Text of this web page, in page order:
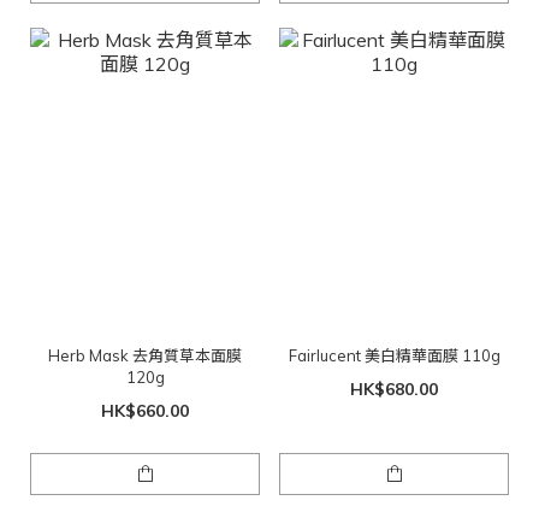
Herb Mask 去角質草本面膜
120g
HK$660.00
Fairlucent 美白精華面膜 110g
HK$680.00